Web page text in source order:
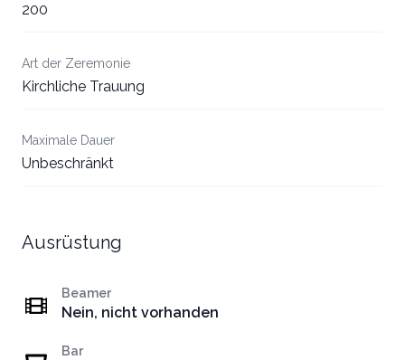
200
Art der Zeremonie
Kirchliche Trauung
Maximale Dauer
Unbeschränkt
Ausrüstung
Beamer
Nein, nicht vorhanden
Bar